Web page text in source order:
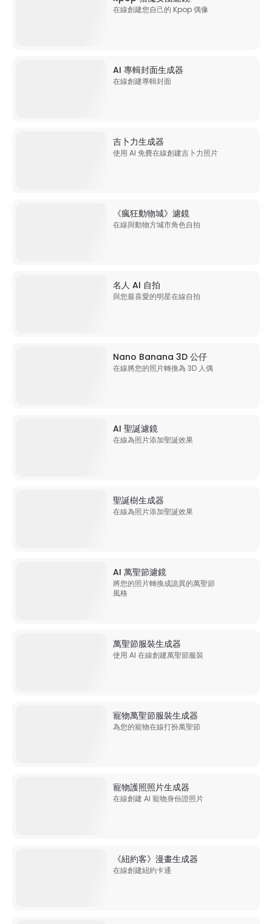
在線創建您自己的 Kpop 偶像
AI 專輯封面生成器
在線創建專輯封面
吉卜力生成器
使用 AI 免費在線創建吉卜力照片
《瘋狂動物城》濾鏡
在線與動物方城市角色自拍
名人 AI 自拍
與您最喜愛的明星在線自拍
Nano Banana 3D 公仔
在線將您的照片轉換為 3D 人偶
AI 聖誕濾鏡
在線為照片添加聖誕效果
聖誕樹生成器
在線為照片添加聖誕效果
AI 萬聖節濾鏡
將您的照片轉換成詭異的萬聖節
風格
萬聖節服裝生成器
使用 AI 在線創建萬聖節服裝
寵物萬聖節服裝生成器
為您的寵物在線打扮萬聖節
寵物護照照片生成器
在線創建 AI 寵物身份證照片
《紐約客》漫畫生成器
在線創建紐約卡通